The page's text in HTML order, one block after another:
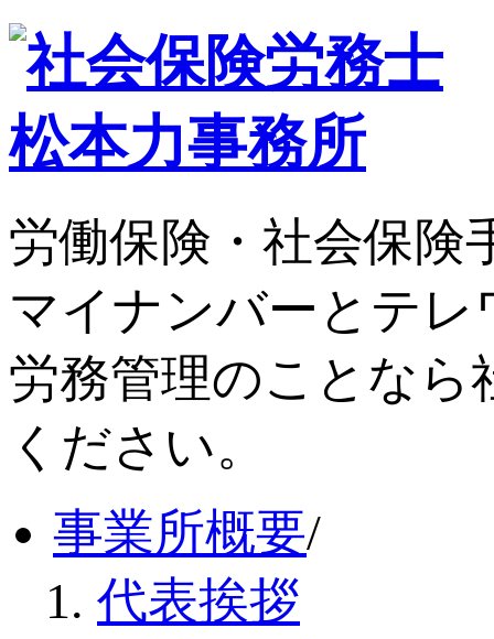
労働保険・社会保険
マイナンバーとテ
労務管理のことなら
ください。
事業所概要/
代表挨拶